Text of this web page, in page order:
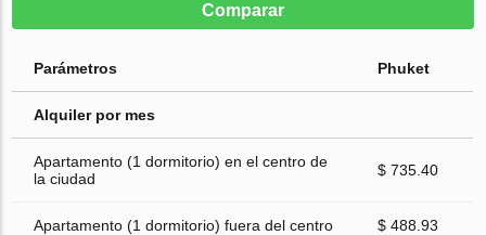
Comparar
Parámetros Phuket
Alquiler por mes
Apartamento (1 dormitorio) en el centro de
la ciudad
$ 735.40
Apartamento (1 dormitorio) fuera del centro $ 488.93